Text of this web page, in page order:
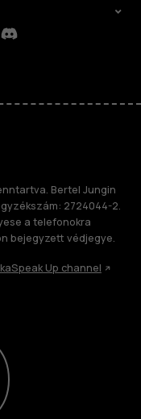
Discord
Bertel Jungin
2724044-2.
a telefonokra
bejegyzett védjegye.
Speak Up channel